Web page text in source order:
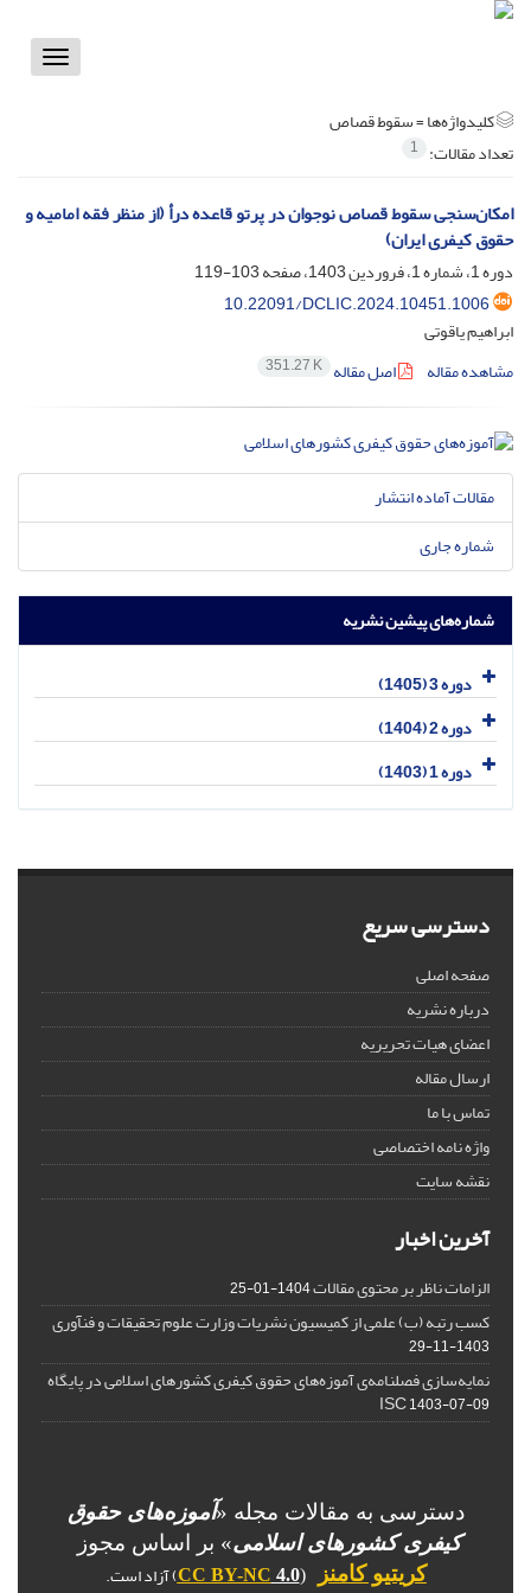
Toggle
کلیدواژه‌ها =سقوط قصاص
تعداد مقالات: 1
امکان‌سنجی سقوط قصاص نوجوان در پرتو قاعده درأ (از منظر فقه امامیه و
حقوق کیفری ایران)
دوره 1، شماره 1، فروردین 1403، صفحه
103-119
10.22091/DCLIC.2024.10451.1006
ابراهیم یاقوتی
مشاهده مقاله
اصل مقاله 351.27 K
مقالات آماده انتشار
شماره جاری
شماره‌های پیشین نشریه
دوره 3 (1405)
دوره 2 (1404)
دوره 1 (1403)
دسترسی سریع
صفحه اصلی
درباره نشریه
اعضای هیات تحریریه
ارسال مقاله
تماس با ما
واژه نامه اختصاصی
نقشه سایت
آخرین اخبار
الزامات ناظر بر محتوی مقالات1404-01-25
کسب رتبه (ب) علمی از کمیسیون نشریات وزارت علوم تحقیقات و فنآوری
1403-11-29
نمایه‌سازی فصلنامه‌ی آموزه‌های حقوق کیفری کشورهای اسلامی در پایگاه
ISC1403-07-09
دسترسی به مقالات مجله «آموزه‌های حقوق
کیفری کشورهای اسلامی» بر اساس مجوز
کریتیو کامنز
(
CC BY-NC 4.0 ) آزاد است.